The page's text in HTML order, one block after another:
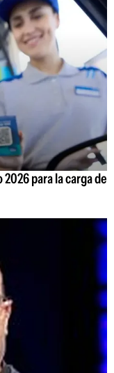
para la carga de